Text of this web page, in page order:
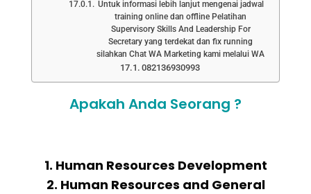
Untuk informasi lebih lanjut mengenai jadwal
training online dan offline Pelatihan
Supervisory Skills And Leadership For
Secretary yang terdekat dan fix running
silahkan Chat WA Marketing kami melalui WA
082136930993
Apakah Anda Seorang ?
1. Human Resources Development
2. Human Resources and General